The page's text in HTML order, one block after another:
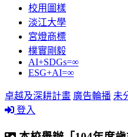
校用圖樣
淡江大學
宮燈商標
樸實剛毅
AI+SDGs=∞
ESG+AI=∞
卓越及深耕計畫 廣告輪播 未
登入